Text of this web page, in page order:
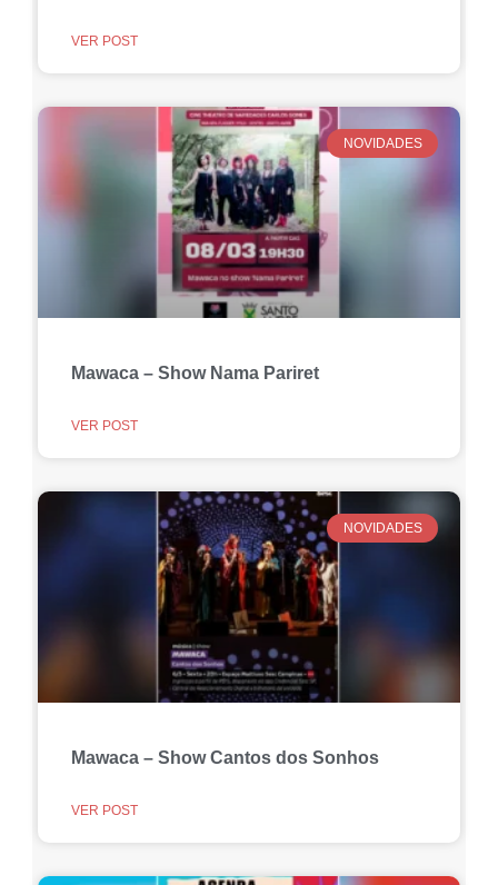
VER POST
NOVIDADES
Mawaca – Show Nama Pariret
VER POST
NOVIDADES
Mawaca – Show Cantos dos Sonhos
VER POST